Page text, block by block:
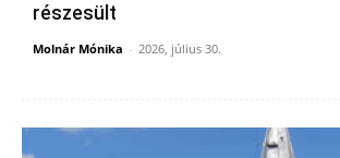
részesült
Molnár Mónika - 2026, július 30.